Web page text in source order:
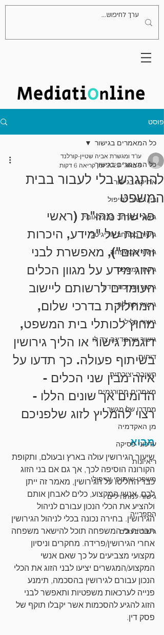
פוסט
כל המאמרים בגישור
אתיקה בגישור
בין גישור לטיפול
גישור במרחב הבינלאומי
גישור במרחב הדיגיטלי
גישור במשפחה
גישור ומשפט
גישור ועריכת הדין
גישור וקהילה
גישור פלילי
גישור שהמדינה צד לו
דוחות
חשיבה יצירתית
מאמרים מתורגמים
מחדרו של מגשר
מן האקדמיה
עדכוני פסיקה
ריאיונות
משפט שיתופי וטיפולי
גישור למתחילים
הספרייה
גישור בעולם
כל המאמרים בגישור
להתגרש בלי לעבור בבית
המשפט
עו"ד ומגשרת אביה שטיין-קורלנד
8 באוג׳ 2023
זמן קריאה 6 דקות
פגישות מהו"ת (ראשי
תיבות של "מידע, היכרות
ותיאום"), מאפשרת לבני
הזוג מידע על מגוון הכלים
העומדים לרשותם ליישוב
המחלוקת בדרכי שלום,
מחוץ לכותלי בית המשפט,
דוגמת גישור או הליך גירושין
בשיתוף פעולה. כך תדעו על
איזה מבין שני הכלים -
הדומים אך שונים הללו -
רצוי להמליץ לזוג שלפניכם
מבוא
שיעור הגירושין עולה בארץ ובעולם, ותקופת
הקורונה הוסיפה לכך, אך גם אם בני הזוג
כבר החליטו על הגירושין, מאמר זה ייתן
לכם, אנשי המקצוע, כלים לאבחן אותם
ולהציע את הכלי הנכון עבורם לניהול
הגירושין. בחירה נכונה בכלי לניהול הגירושין
תבטיח כי המשפחה תוכל להישאר משפחה
אחרי הגירושין/פרידה. מחקרים וניסיון
מקצועי מצביעים על כך שאם אנשי
המקצוע/המגשרים יציעו לבני הזוג את הכלי
הנכון עבורם לגירושין בהסכמה, תימנע
פנייה לערכאות משפטיות ותאפשר לבני
הזוג להגיע להסכמות אשר יקבלו תוקף של
פסק דין.